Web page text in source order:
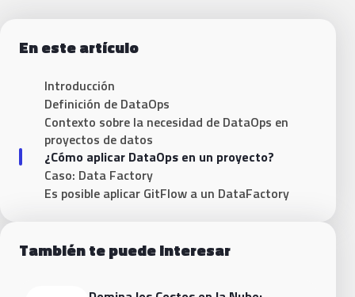
En este artículo
Introducción
Definición de DataOps
Contexto sobre la necesidad de DataOps en
proyectos de datos
¿Cómo aplicar DataOps en un proyecto?
Caso: Data Factory
Es posible aplicar GitFlow a un DataFactory
También te puede interesar